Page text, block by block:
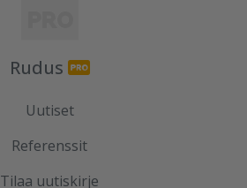
Rudus
Uutiset
Referenssit
Tilaa uutiskirje